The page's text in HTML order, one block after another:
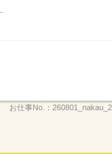
お仕事No.：